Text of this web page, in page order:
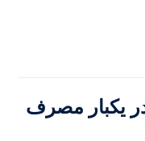
یکبار مصرف